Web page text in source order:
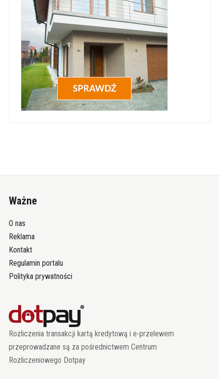
Ważne
O nas
Reklama
Kontakt
Regulamin portalu
Polityka prywatności
Rozliczenia transakcji kartą kredytową i e-przelewem
przeprowadzane są za pośrednictwem Centrum
Rozliczeniowego Dotpay